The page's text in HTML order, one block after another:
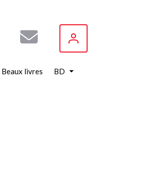
Beaux livres BD